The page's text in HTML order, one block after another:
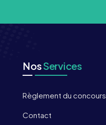
NosServices
Règlement du concours
Contact